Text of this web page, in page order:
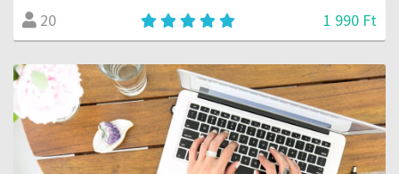
20 1 990 Ft